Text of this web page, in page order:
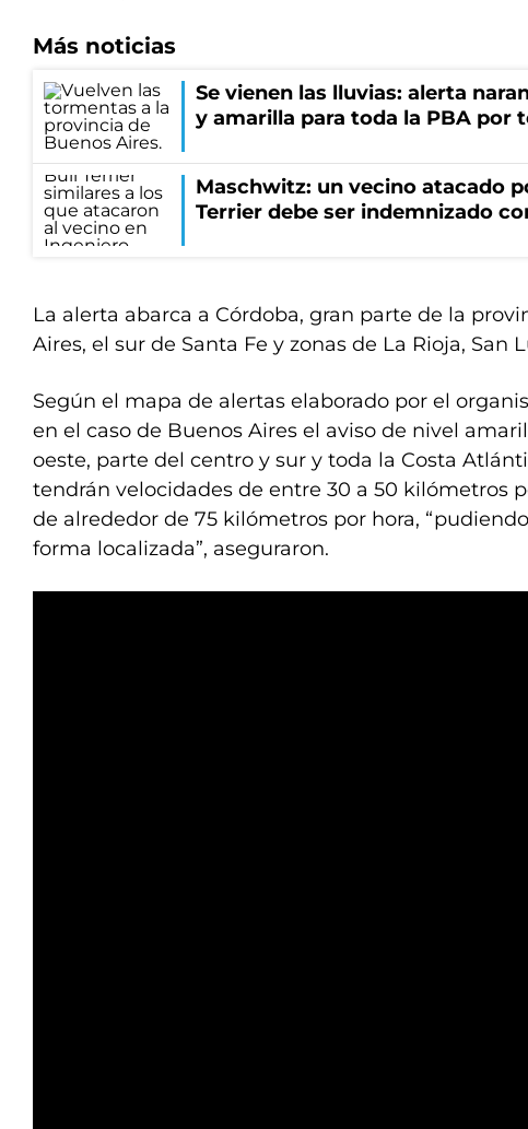
Más noticias
Se vienen las lluvias: alerta
y amarilla para toda la PBA por
Maschwitz: un vecino atacado
Terrier debe ser indemnizado
La alerta abarca a Córdoba, gran parte de la
Aires, el sur de Santa Fe y zonas de La Rioja, San
Según el mapa de alertas elaborado por el
en el caso de Buenos Aires el aviso de nivel
oeste, parte del centro y sur y toda la Costa
tendrán velocidades de entre 30 a 50 kilómetros
de alrededor de 75 kilómetros por hora,
forma localizada”, aseguraron.